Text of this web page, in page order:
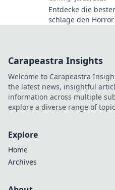
Entdecke die
schlage den
Carapeastra Insights
Welcome to Carapeastra
the latest news, insightful
information across multiple
explore a diverse range of
Explore
Home
Archives